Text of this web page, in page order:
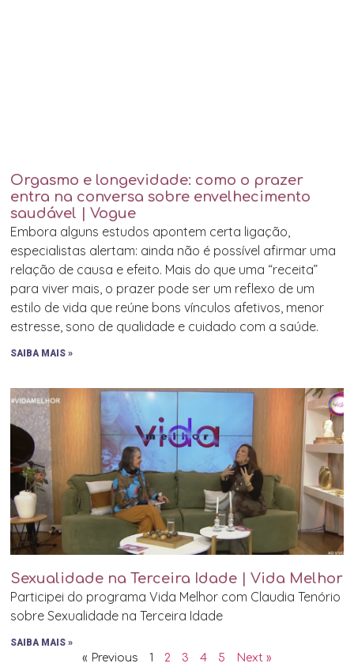
Orgasmo e longevidade: como o prazer
entra na conversa sobre envelhecimento
saudável | Vogue
Embora alguns estudos apontem certa ligação,
especialistas alertam: ainda não é possível afirmar uma
relação de causa e efeito. Mais do que uma “receita”
para viver mais, o prazer pode ser um reflexo de um
estilo de vida que reúne bons vínculos afetivos, menor
estresse, sono de qualidade e cuidado com a saúde.
SAIBA MAIS »
Sexualidade na Terceira Idade | Vida Melhor
Participei do programa Vida Melhor com Claudia Tenório
sobre Sexualidade na Terceira Idade
SAIBA MAIS »
« Previous 1 2 3 4 5 Next »